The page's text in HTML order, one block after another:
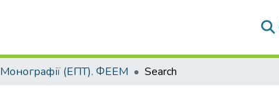
Монографії (ЕПТ). ФЕЕМ Search